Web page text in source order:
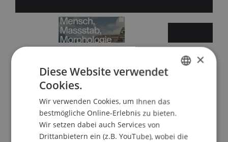
×
Diese Website verwendet
Cookies.
Wir verwenden Cookies, um Ihnen das
bestmögliche Online-Erlebnis zu bieten.
Wir setzen dabei auch Services von
Drittanbietern ein (z.B. YouTube), wobei die